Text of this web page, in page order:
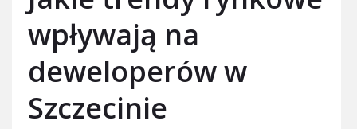
wpływają na
deweloperów w
Szczecinie